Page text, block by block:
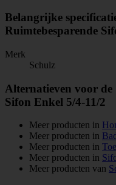
Belangrijke
Ruimtebesparende
Merk
Schulz
Alternatieven voor de
Sifon Enkel 5/4-11/2
Meer producten in
Meer producten in
Meer producten in
Meer producten in
Meer producten van